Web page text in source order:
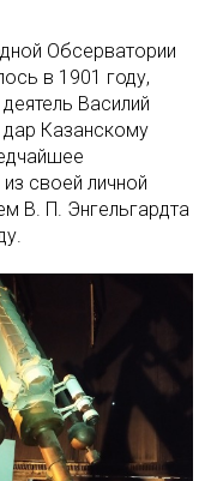
Обсерватории
в 1901 году,
Василий
дар Казанскому
своей личной
В. П. Энгельгардта